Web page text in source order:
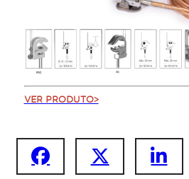
VER PRODUTO>